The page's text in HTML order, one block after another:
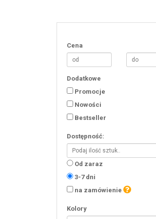
Cena
Dodatkowe
Promocje
Nowości
Bestseller
Dostępność:
Od zaraz
3-7 dni
na zamówienie
Kolory